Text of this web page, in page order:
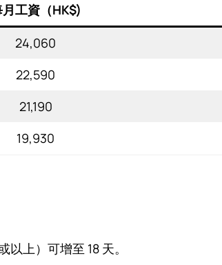
工資（HK$)
24,060
22,590
21,190
19,930
上）可增至 18 天。